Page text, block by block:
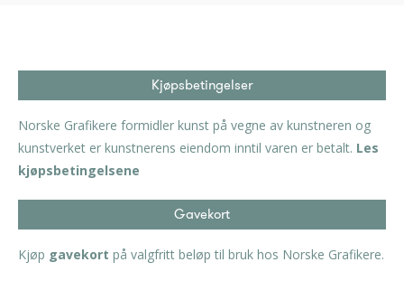
Kjøpsbetingelser
Norske Grafikere formidler kunst på vegne av kunstneren og
kunstverket er kunstnerens eiendom inntil varen er betalt. Les
kjøpsbetingelsene
Gavekort
Kjøp gavekort på valgfritt beløp til bruk hos Norske Grafikere.